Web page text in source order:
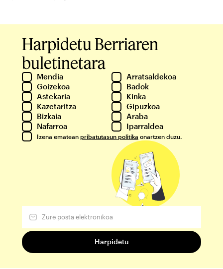
Harpidetu Berriaren
buletinetara
Mendia
Arratsaldekoa
Goizekoa
Badok
Astekaria
Kinka
Kazetaritza
Gipuzkoa
Bizkaia
Araba
Nafarroa
Iparraldea
Izena ematean pribatutasun politika onartzen duzu.